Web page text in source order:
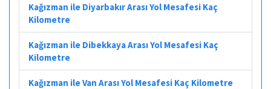
Kağızman ile Diyarbakır Arası Yol Mesafesi Kaç
Kilometre
Kağızman ile Dibekkaya Arası Yol Mesafesi Kaç
Kilometre
Kağızman ile Van Arası Yol Mesafesi Kaç Kilometre